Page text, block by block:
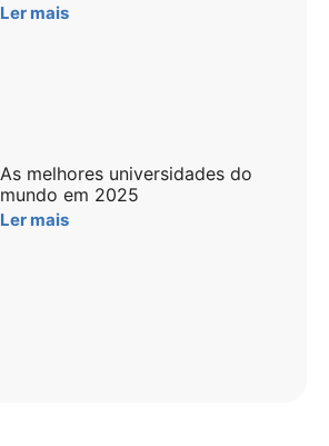
Ler mais
As melhores universidades do
mundo em 2025
Ler mais